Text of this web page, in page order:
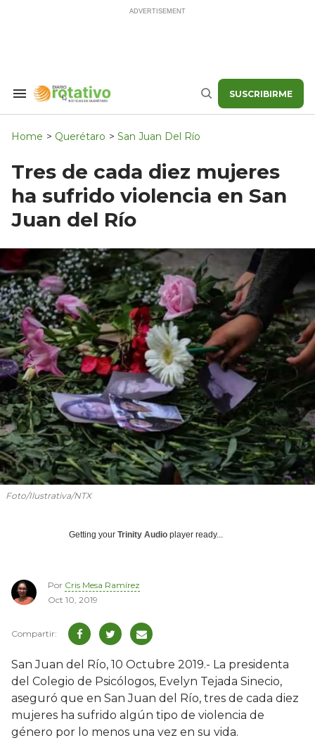
Search
Navigation
Buscar SUSCRIBIRME
Home > Querétaro > San Juan Del Río
Tres de cada diez mujeres
ha sufrido violencia en San
Juan del Río
Foto/Ilustrativa/NTX
Getting your Trinity Audio player ready...
Por Cris Mesa Ramírez
Oct 10, 2019
San Juan del Río, 10 Octubre 2019.- La presidenta
del Colegio de Psicólogos, Evelyn Tejada Sinecio,
aseguró que en San Juan del Río, tres de cada diez
mujeres ha sufrido algún tipo de violencia de
género por lo menos una vez en su vida.